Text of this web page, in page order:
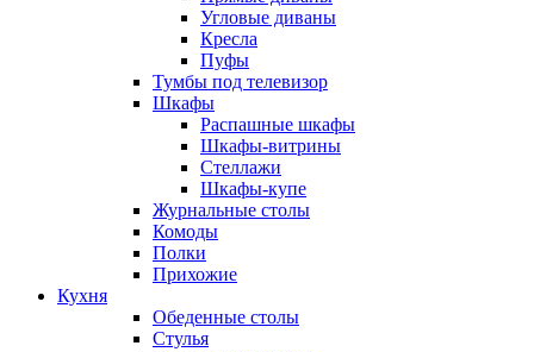
Угловые диваны
Кресла
Пуфы
Тумбы под телевизор
Шкафы
Распашные шкафы
Шкафы-витрины
Стеллажи
Шкафы-купе
Журнальные столы
Комоды
Полки
Прихожие
Кухня
Обеденные столы
Стулья